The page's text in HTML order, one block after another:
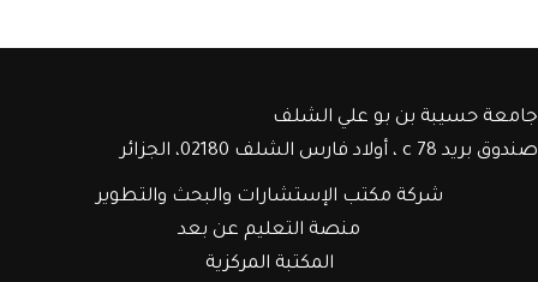
جامعة حسيبة بن بو علي الشلف
صندوق بريد c 78 ، أولاد فارس الشلف 02180، الجزائر
شركة مكتب الإستشارات والبحث والتطوير
منصة التعليم عن بعد
المكتبة المركزية